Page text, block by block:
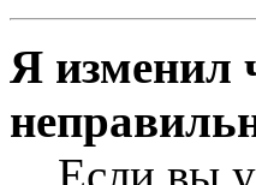
Я изменил